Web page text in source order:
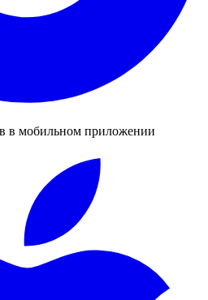
в мобильном приложении